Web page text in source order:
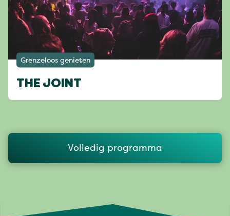
Grenzeloos genieten
THE JOINT
Volledig programma